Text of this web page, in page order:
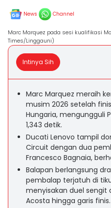
News Channel
Marc Marquez pada sesi kualifikasi
Times/Linggauni)
Intinya Sih
Marc Marquez meraih
musim 2026 setelah
Hungaria, mengungguli
1,343 detik.
Ducati Lenovo tampil
Circuit dengan dua
Francesco Bagnaia,
Balapan berlangsung
pembalap terjatuh di
menyisakan duel sengit
Acosta hingga garis finis.